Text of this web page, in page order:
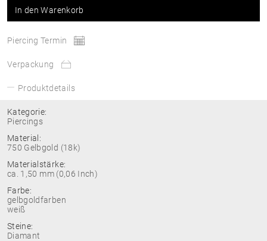
In den Warenkorb
Piercing Termin
Verpackung
Produktdetails
Kategorie:
Piercings
Material:
750 Gelbgold (18k)
Materialstärke:
ca. 1,50 mm (0,06 Inch)
Farbe:
gelbgoldfarben
weiß
Steine:
Diamant